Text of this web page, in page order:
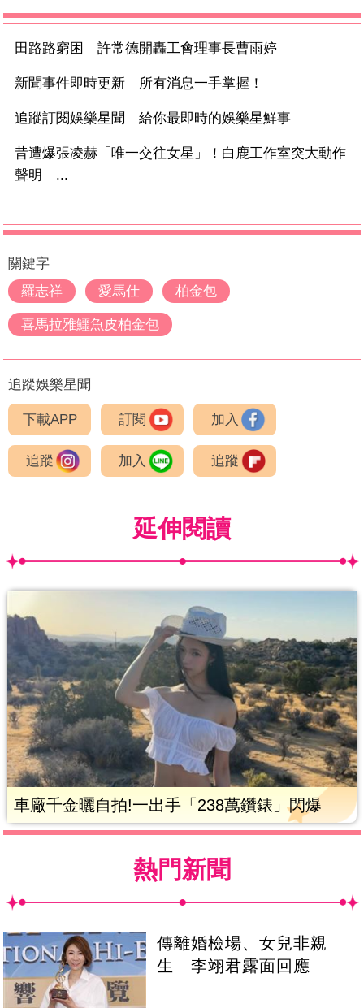
田路路窮困 許常德開轟工會理事長曹雨婷
新聞事件即時更新 所有消息一手掌握！
追蹤訂閱娛樂星聞 給你最即時的娛樂星鮮事
昔遭爆張凌赫「唯一交往女星」！白鹿工作室突大動作
聲明 ...
關鍵字
羅志祥
愛馬仕 柏金包
喜馬拉雅鱷魚皮柏金包
追蹤娛樂星聞
下載APP 訂閱 加入
追蹤 加入 追蹤
延伸閱讀
車廠千金曬自拍!一出手「238萬鑽錶」閃爆
熱門新聞
傳離婚檢場、女兒非親
生 李翊君露面回應